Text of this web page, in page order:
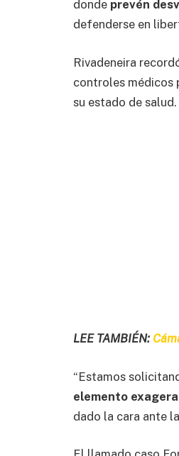
donde prevén
defenderse en
Rivadeneira
controles médicos
su estado de salud.
LEE TAMBIÉN:
“Estamos
elemento
dado la cara ante